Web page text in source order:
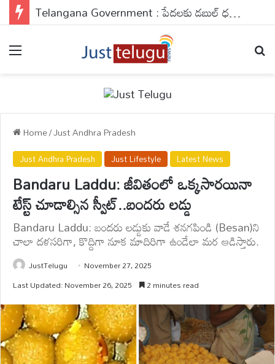
Telangana Government : పేదలకు డబుల్ ధమాకా..అప్లై చేయకపోతే వెంటనే చేసుకోండి..
Home/Just Andhra Pradesh
Just Andhra Pradesh Just Lifestyle Latest News
Bandaru Laddu: జీవితంలో ఒక్కసారయినా
టేస్ట్ చూడాల్సిన స్వీట్..బందరు లడ్డు
Bandaru Laddu: బందరు లడ్డుకు వాడే శనగపిండి (Besan)ని
చాలా దళసరిగా, కొద్దిగా నూక మాదిరిగా ఉండేలా మర ఆడిస్తారు.
JustTelugu
November 27, 2025
Last Updated: November 26, 2025
2 minutes read